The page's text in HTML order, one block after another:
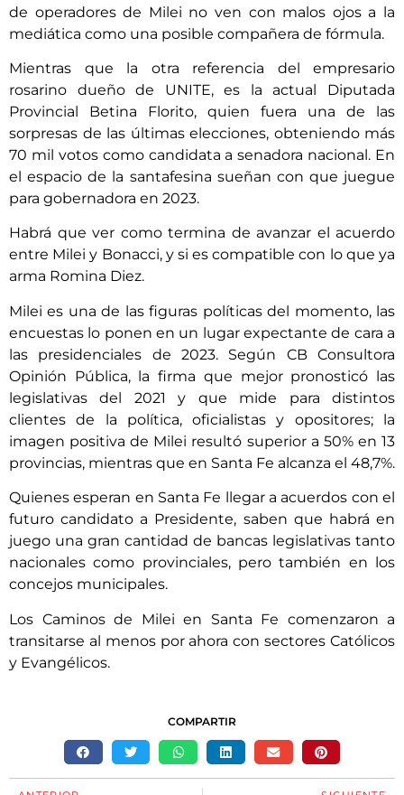
de operadores de Milei no ven con malos ojos a la
mediática como una posible compañera de fórmula.
Mientras que la otra referencia del empresario
rosarino dueño de UNITE, es la actual Diputada
Provincial Betina Florito, quien fuera una de las
sorpresas de las últimas elecciones, obteniendo más
70 mil votos como candidata a senadora nacional. En
el espacio de la santafesina sueñan con que juegue
para gobernadora en 2023.
Habrá que ver como termina de avanzar el acuerdo
entre Milei y Bonacci, y si es compatible con lo que ya
arma Romina Diez.
Milei es una de las figuras políticas del momento, las
encuestas lo ponen en un lugar expectante de cara a
las presidenciales de 2023. Según CB Consultora
Opinión Pública, la firma que mejor pronosticó las
legislativas del 2021 y que mide para distintos
clientes de la política, oficialistas y opositores; la
imagen positiva de Milei resultó superior a 50% en 13
provincias, mientras que en Santa Fe alcanza el 48,7%.
Quienes esperan en Santa Fe llegar a acuerdos con el
futuro candidato a Presidente, saben que habrá en
juego una gran cantidad de bancas legislativas tanto
nacionales como provinciales, pero también en los
concejos municipales.
Los Caminos de Milei en Santa Fe comenzaron a
transitarse al menos por ahora con sectores Católicos
y Evangélicos.
COMPARTIR